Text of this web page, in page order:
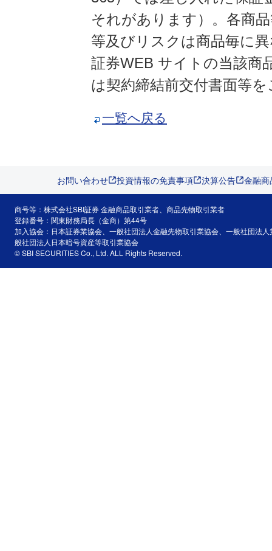
それがあります）。各商
等及びリスクは商品毎に
証券WEB サイトの当該商
は契約締結前交付書面等
一覧へ戻る
お問い合わせ 投資情報の免責事項 決算公告 金融
商号等：株式会社SBI証券 金融商品取引業者、商品先物取引業者
登録番号：関東財務局長（金商）第44号
加入協会：日本証券業協会、一般社団法人金融先物取引業協会、一般社団法
般社団法人日本暗号資産等取引業協会
© SBI SECURITIES Co., Ltd. ALL Rights Reserved.